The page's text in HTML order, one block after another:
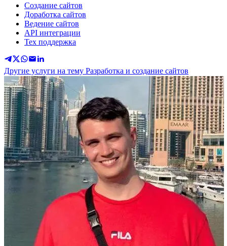
Создание сайтов
Доработка сайтов
Ведение сайтов
API интеграции
Тех поддержка
Другие услуги на тему Разработка и создание сайтов